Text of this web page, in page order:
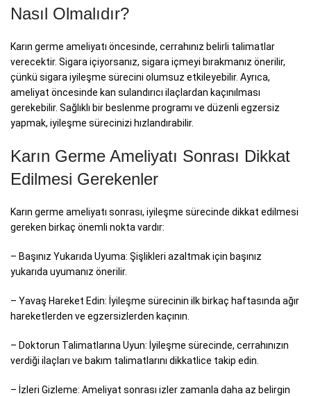
Nasıl Olmalıdır?
Karın germe ameliyatı öncesinde, cerrahınız belirli talimatlar
verecektir. Sigara içiyorsanız, sigara içmeyi bırakmanız önerilir,
çünkü sigara iyileşme sürecini olumsuz etkileyebilir. Ayrıca,
ameliyat öncesinde kan sulandırıcı ilaçlardan kaçınılması
gerekebilir. Sağlıklı bir beslenme programı ve düzenli egzersiz
yapmak, iyileşme sürecinizi hızlandırabilir.
Karın Germe Ameliyatı Sonrası Dikkat
Edilmesi Gerekenler
Karın germe ameliyatı sonrası, iyileşme sürecinde dikkat edilmesi
gereken birkaç önemli nokta vardır:
– Başınız Yukarıda Uyuma: Şişlikleri azaltmak için başınız
yukarıda uyumanız önerilir.
– Yavaş Hareket Edin: İyileşme sürecinin ilk birkaç haftasında ağır
hareketlerden ve egzersizlerden kaçının.
– Doktorun Talimatlarına Uyun: İyileşme sürecinde, cerrahınızın
verdiği ilaçları ve bakım talimatlarını dikkatlice takip edin.
– İzleri Gizleme: Ameliyat sonrası izler zamanla daha az belirgin